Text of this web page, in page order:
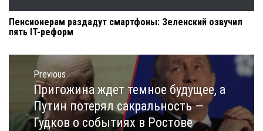
Пенсионерам раздадут смартфоны: Зеленский озвучил
пять IT-реформ
Навигация
записям
Previous
Previous
post:
Пригожина ждет темное будущее, а
Путин потерял сакральность —
Гудков о событиях в Ростове